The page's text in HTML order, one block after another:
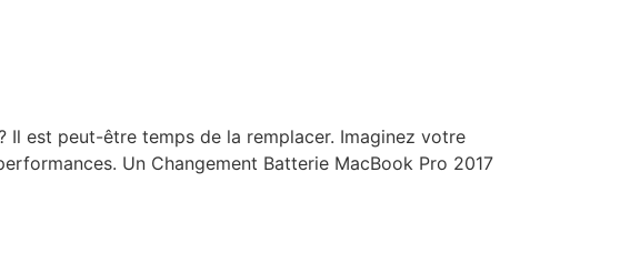
Il est peut-être temps de la remplacer. Imaginez votre
Un Changement Batterie MacBook Pro 2017